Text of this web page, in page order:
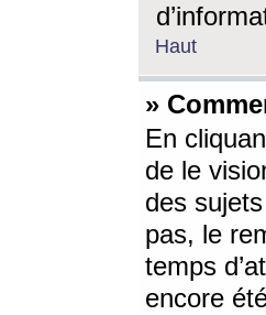
Haut
»
En
de le
des
pas, le
temps
encore